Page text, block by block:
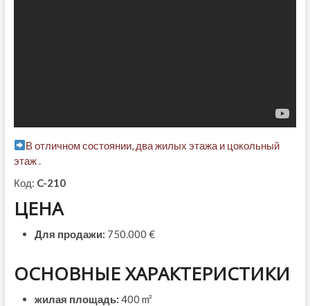
В отличном состоянии, два жилых этажа и цокольный
этаж .
Код: C-210
ЦЕНА
Для продажи: 750.000 €
ОСНОВНЫЕ ХАРАКТЕРИСТИКИ
жилая площадь: 400 m²